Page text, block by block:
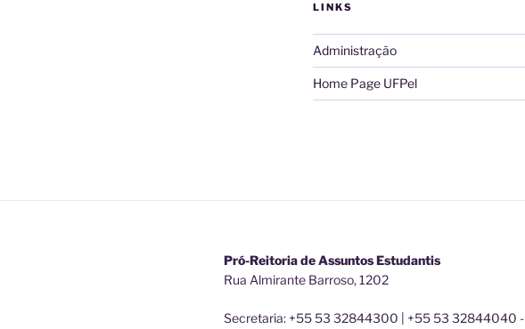
LINKS
Administração
Home Page UFPel
Pró-Reitoria de Assuntos Estudantis
Rua Almirante Barroso, 1202
Secretaria: +55 53 32844300 | +55 53 32844040 -